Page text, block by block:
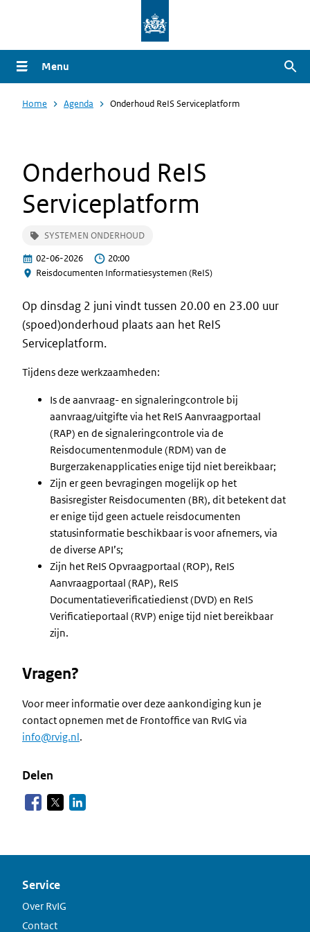
naar
de
gaan
Menu
Home Agenda Onderhoud ReIS Serviceplatform
Onderhoud ReIS
Serviceplatform
SYSTEMEN ONDERHOUD
02-06-2026
20:00
Reisdocumenten Informatiesystemen (ReIS)
Op dinsdag 2 juni vindt tussen 20.00 en 23.00 uur
(spoed)onderhoud plaats aan het ReIS
Serviceplatform.
Tijdens deze werkzaamheden:
Is de aanvraag- en signaleringcontrole bij
aanvraag/uitgifte via het ReIS Aanvraagportaal
(RAP) en de signaleringcontrole via de
Reisdocumentenmodule (RDM) van de
Burgerzakenapplicaties enige tijd niet bereikbaar;
Zijn er geen bevragingen mogelijk op het
Basisregister Reisdocumenten (BR), dit betekent dat
er enige tijd geen actuele reisdocumenten
statusinformatie beschikbaar is voor afnemers, via
de diverse API’s;
Zijn het ReIS Opvraagportaal (ROP), ReIS
Aanvraagportaal (RAP), ReIS
Documentatieverificatiedienst (DVD) en ReIS
Verificatieportaal (RVP) enige tijd niet bereikbaar
zijn.
Vragen?
Voor meer informatie over deze aankondiging kun je
contact opnemen met de Frontoffice van RvIG via
info@rvig.nl.
Delen
Service
Over RvIG
Contact